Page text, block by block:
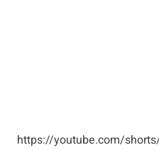
https://youtube.com/